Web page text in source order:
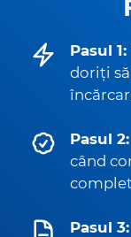
Pasul 1:
doriți
Pasul 2:
când
Pasul 3: